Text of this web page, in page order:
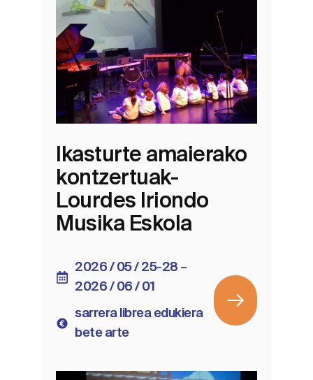
Ikasturte amaierako
kontzertuak-
Lourdes Iriondo
Musika Eskola
2026 / 05 / 25-28 –
2026 / 06 / 01
sarrera librea edukiera
bete arte